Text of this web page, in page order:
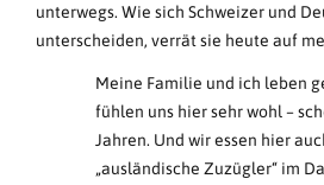
unterwegs. Wie sich Schweizer und
unterscheiden, verrät sie heute auf
Meine Familie und ich leben
fühlen uns hier sehr wohl –
Jahren. Und wir essen hier
„ausländische Zuzügler“ im